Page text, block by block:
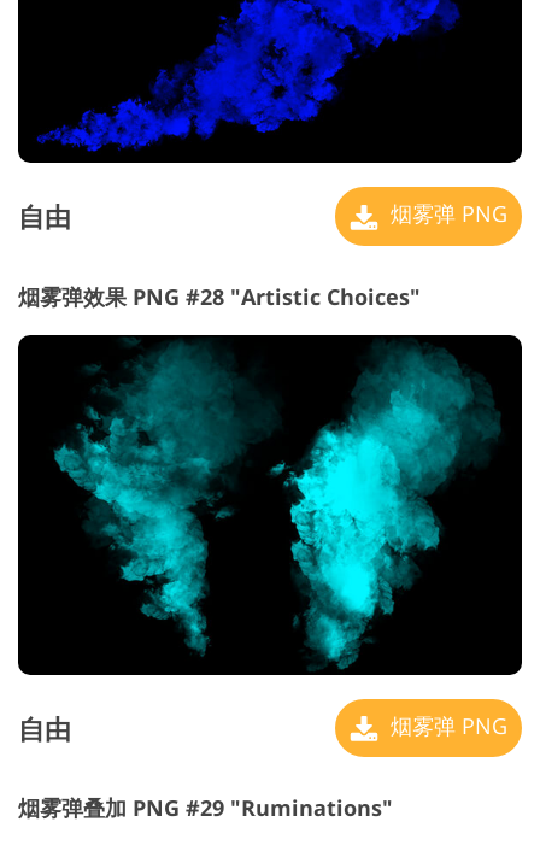
自由 烟雾弹 PNG
烟雾弹效果 PNG #28 "Artistic Choices"
自由 烟雾弹 PNG
烟雾弹叠加 PNG #29 "Ruminations"